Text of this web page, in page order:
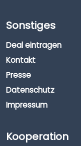
Sonstiges
Deal eintragen
Kontakt
Presse
Datenschutz
Impressum
Kooperation